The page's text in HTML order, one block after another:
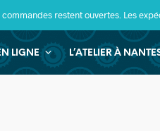
commandes restent ouvertes. Les
LIGNE L’ATELIER À